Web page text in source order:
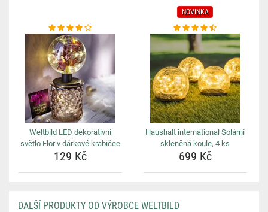
Weltbild LED dekorativní
světlo Flor v dárkové krabičce
129 Kč
NOVINKA
Haushalt international Solární
skleněná koule, 4 ks
699 Kč
DALŠÍ PRODUKTY OD VÝROBCE WELTBILD